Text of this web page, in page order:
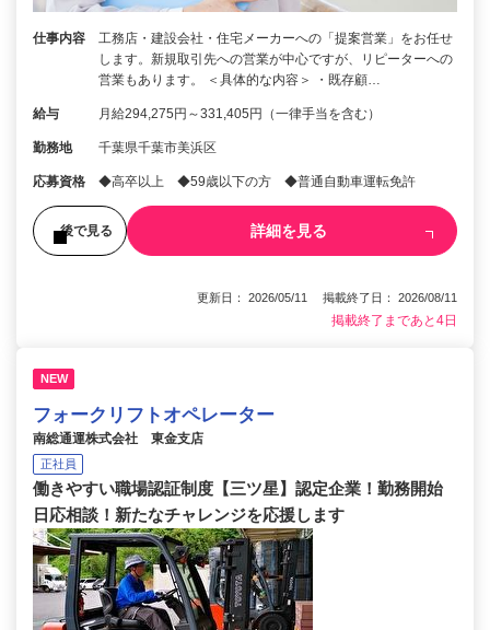
仕事内容
工務店・建設会社・住宅メーカーへの「提案営業」をお任せ
します。新規取引先への営業が中心ですが、リピーターへの
営業もあります。 ＜具体的な内容＞ ・既存顧…
給与 月給294,275円～331,405円（一律手当を含む）
勤務地 千葉県千葉市美浜区
応募資格 ◆高卒以上 ◆59歳以下の方 ◆普通自動車運転免許
後で見る 詳細を見る
更新日： 2026/05/11 掲載終了日： 2026/08/11
掲載終了まであと4日
NEW
フォークリフトオペレーター
南総通運株式会社 東金支店
正社員
働きやすい職場認証制度【三ツ星】認定企業！勤務開始
日応相談！新たなチャレンジを応援します